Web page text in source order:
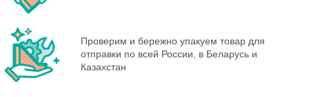
Проверим и бережно упакуем товар для
отправки по всей России, в Беларусь и
Казахстан